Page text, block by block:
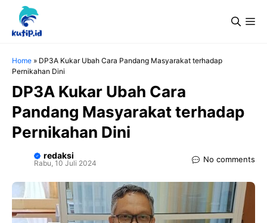
Langsung
Home » DP3A Kukar Ubah Cara Pandang Masyarakat terhadap
Pernikahan Dini
DP3A Kukar Ubah Cara
Pandang Masyarakat terhadap
Pernikahan Dini
redaksi
Rabu, 10 Juli 2024 No comments